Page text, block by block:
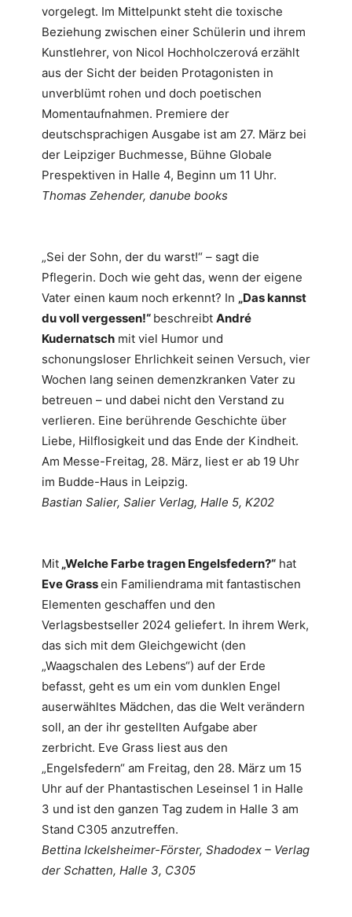
vorgelegt. Im Mittelpunkt steht die toxische
Beziehung zwischen einer Schülerin und ihrem
Kunstlehrer, von Nicol Hochholczerová erzählt
aus der Sicht der beiden Protagonisten in
unverblümt rohen und doch poetischen
Momentaufnahmen. Premiere der
deutschsprachigen Ausgabe ist am 27. März bei
der Leipziger Buchmesse, Bühne Globale
Prespektiven in Halle 4, Beginn um 11 Uhr.
Thomas Zehender, danube books
„Sei der Sohn, der du warst!“ – sagt die
Pflegerin. Doch wie geht das, wenn der eigene
Vater einen kaum noch erkennt? In „Das kannst
du voll vergessen!“ beschreibt André
Kudernatschmit viel Humor und
schonungsloser Ehrlichkeit seinen Versuch, vier
Wochen lang seinen demenzkranken Vater zu
betreuen – und dabei nicht den Verstand zu
verlieren. Eine berührende Geschichte über
Liebe, Hilflosigkeit und das Ende der Kindheit.
Am Messe-Freitag, 28. März, liest er ab 19 Uhr
im Budde-Haus in Leipzig.
Bastian Salier, Salier Verlag, Halle 5, K202
Mit„Welche Farbe tragen Engelsfedern?“hat
Eve Grassein Familiendrama mit fantastischen
Elementen geschaffen und den
Verlagsbestseller 2024 geliefert. In ihrem Werk,
das sich mit dem Gleichgewicht (den
„Waagschalen des Lebens“) auf der Erde
befasst, geht es um ein vom dunklen Engel
auserwähltes Mädchen, das die Welt verändern
soll, an der ihr gestellten Aufgabe aber
zerbricht. Eve Grass liest aus den
„Engelsfedern“ am Freitag, den 28. März um 15
Uhr auf der Phantastischen Leseinsel 1 in Halle
3 und ist den ganzen Tag zudem in Halle 3 am
Stand C305 anzutreffen.
Bettina Ickelsheimer-Förster, Shadodex – Verlag
der Schatten, Halle 3, C305